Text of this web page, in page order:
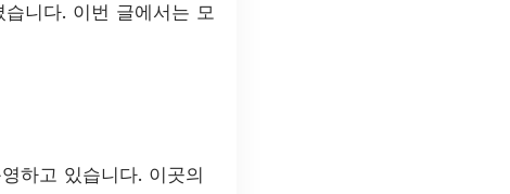
니다. 이번 글에서는 모
하고 있습니다. 이곳의